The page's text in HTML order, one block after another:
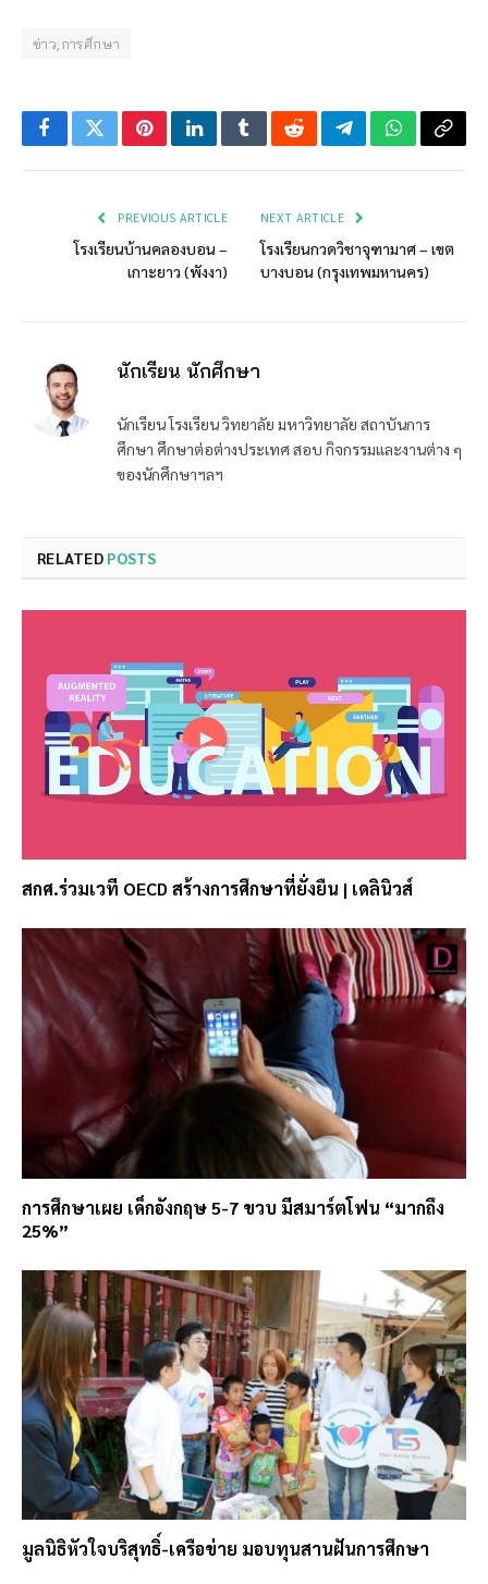
ข่าว,การศึกษา
FacebookTwitterPinterestLinkedInTumblrRedditTelegramWhatsApp
Copy
PREVIOUS ARTICLE
โรงเรียนบ้านคลองบอน –
เกาะยาว (พังงา)
NEXT ARTICLE
โรงเรียนกวดวิชาจุฑามาศ – เขต
บางบอน (กรุงเทพมหานคร)
นักเรียน นักศึกษา
นักเรียน โรงเรียน วิทยาลัย มหาวิทยาลัย สถาบันการ
ศึกษา ศึกษาต่อต่างประเทศ สอบ กิจกรรมและงานต่าง ๆ
ของนักศึกษาฯลฯ
RELATED POSTS
สกศ.ร่วมเวที OECD สร้างการศึกษาที่ยั่งยืน | เดลินิวส์
การศึกษาเผย เด็กอังกฤษ 5-7 ขวบ มีสมาร์ตโฟน “มากถึง
25%”
มูลนิธิหัวใจบริสุทธิ์-เครือข่าย มอบทุนสานฝันการศึกษา